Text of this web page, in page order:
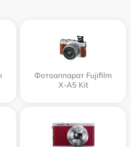
Фотоаппарат Fujifilm
X-A5 Kit